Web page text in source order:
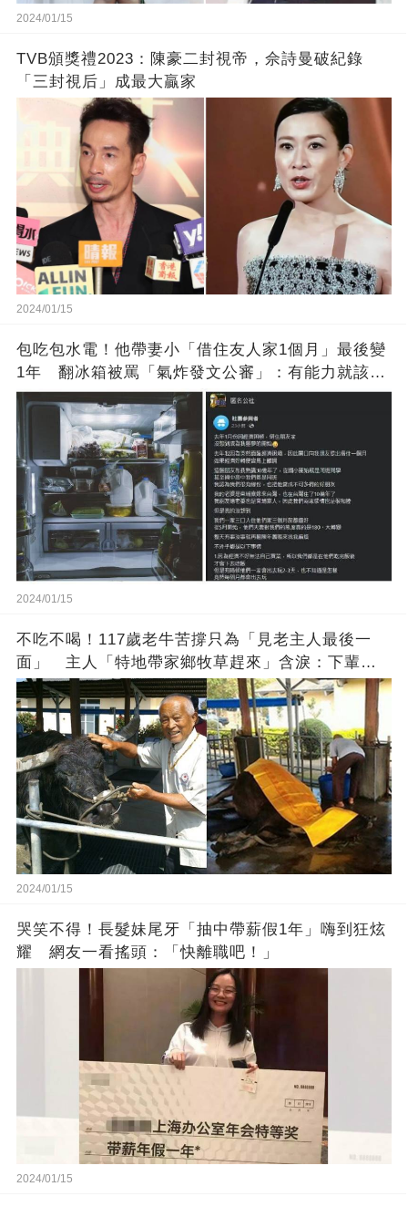
2024/01/15
TVB頒獎禮2023：陳豪二封視帝，佘詩曼破紀錄
「三封視后」成最大贏家
2024/01/15
包吃包水電！他帶妻小「借住友人家1個月」最後變
1年 翻冰箱被罵「氣炸發文公審」：有能力就該大
方
2024/01/15
不吃不喝！117歲老牛苦撐只為「見老主人最後一
面」 主人「特地帶家鄉牧草趕來」含淚：下輩子
找個好人家
2024/01/15
哭笑不得！長髮妹尾牙「抽中帶薪假1年」嗨到狂炫
耀 網友一看搖頭：「快離職吧！」
2024/01/15